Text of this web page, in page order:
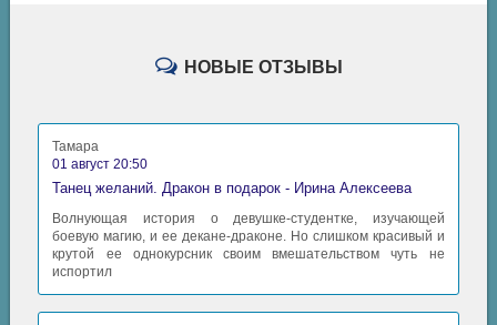
НОВЫЕ ОТЗЫВЫ
Тамара
01 август 20:50
Танец желаний. Дракон в подарок - Ирина Алексеева
Волнующая история о девушке-студентке, изучающей
боевую магию, и ее декане-драконе. Но слишком красивый и
крутой ее однокурсник своим вмешательством чуть не
испортил